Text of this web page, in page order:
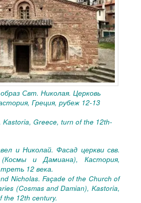
Свт. Николая. Церковь
Греция, рубеж 12-13
Kastoria, Greece, turn of the 12th-
и Николай. Фасад церкви свв.
(Космы и Дамиана), Кастория,
треть 12века.
Nicholas. Façade of the Church of
(Cosmas and Damian), Kastoria,
the 12th century.